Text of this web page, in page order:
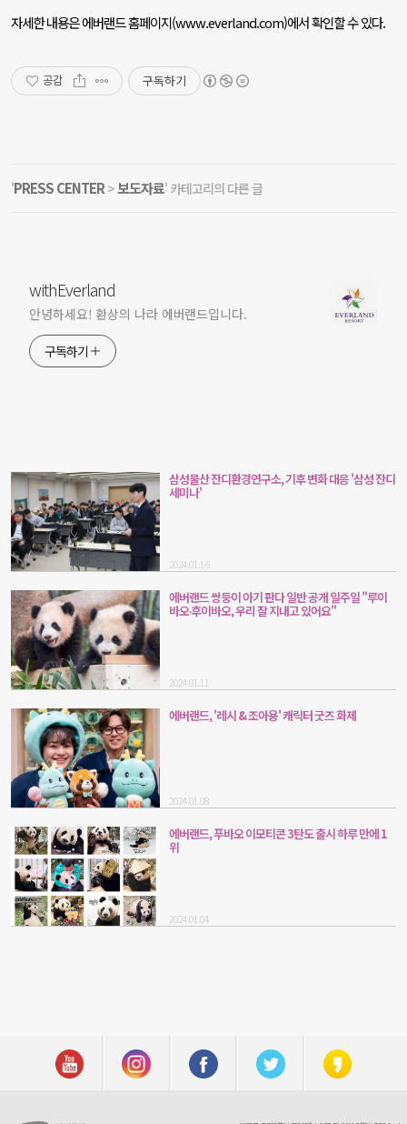
자세한 내용은 에버랜드 홈페이지(www.everland.com)에서 확인할 수 있다.
공감 구독하기
'PRESS CENTER>보도자료' 카테고리의 다른 글
withEverland
안녕하세요! 환상의 나라 에버랜드입니다.
구독하기
삼성물산 잔디환경연구소, 기후 변화 대응 '삼성 잔디
세미나'
2024.01.16
에버랜드 쌍둥이 아기 판다 일반 공개 일주일 "루이
바오∙후이바오, 우리 잘 지내고 있어요"
2024.01.11
에버랜드, '레시 & 조아용' 캐릭터 굿즈 화제
2024.01.08
에버랜드, 푸바오 이모티콘 3탄도 출시 하루 만에 1
위
2024.01.04